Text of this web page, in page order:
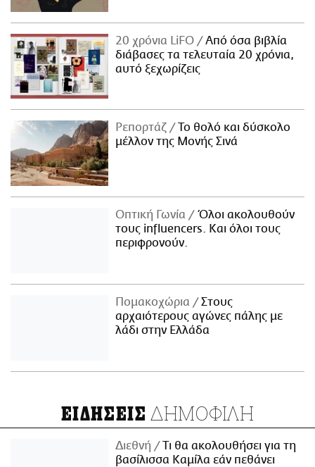
20 χρόνια LiFO
Από όσα βιβλία
διάβασες τα τελευταία 20 χρόνια,
αυτό ξεχωρίζεις
Ρεπορτάζ
Το θολό και δύσκολο
μέλλον της Μονής Σινά
Οπτική Γωνία
Όλοι ακολουθούν
τους influencers. Και όλοι τους
περιφρονούν.
Πομακοχώρια
Στους
αρχαιότερους αγώνες πάλης με
λάδι στην Ελλάδα
ΕΙΔΗΣΕΙΣ ΔΗΜΟΦΙΛΗ
Διεθνή
Τι θα ακολουθήσει για τη
βασίλισσα Καμίλα εάν πεθάνει